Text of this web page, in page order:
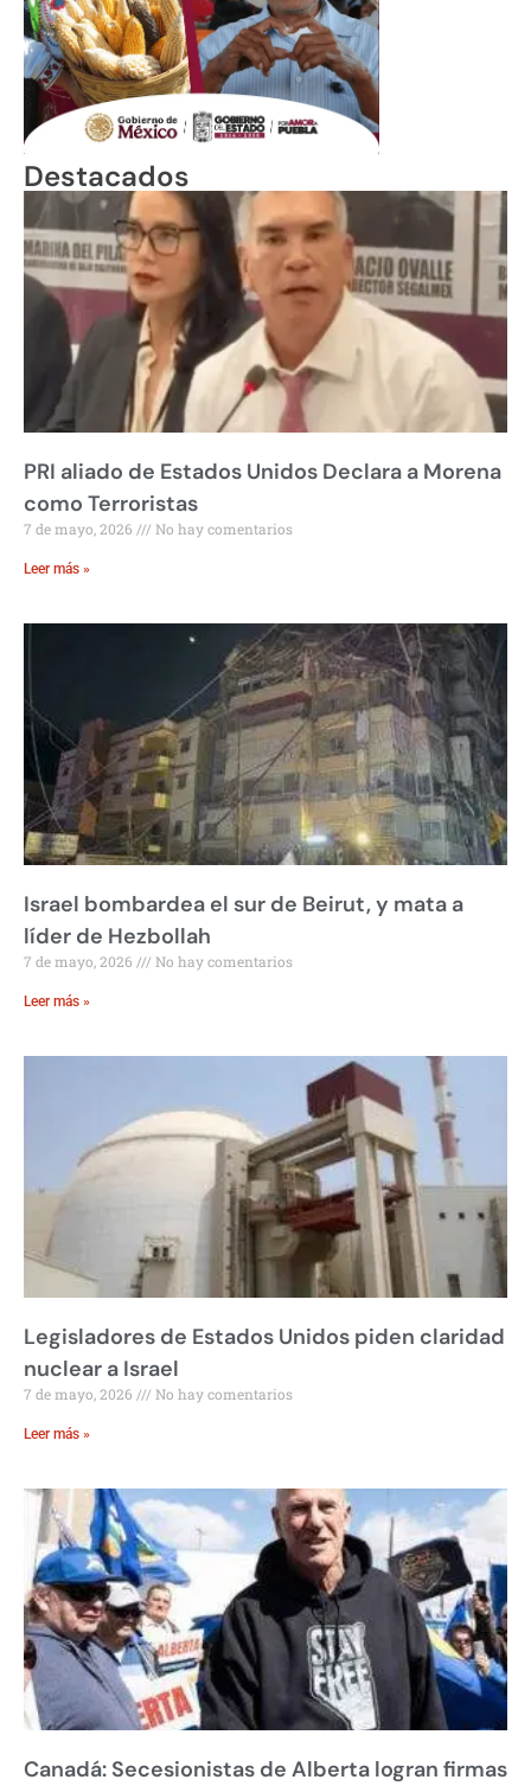
Destacados
PRI aliado de Estados Unidos Declara a Morena
como Terroristas
7 de mayo, 2026 No hay comentarios
Leer más »
Israel bombardea el sur de Beirut, y mata a
líder de Hezbollah
7 de mayo, 2026 No hay comentarios
Leer más »
Legisladores de Estados Unidos piden claridad
nuclear a Israel
7 de mayo, 2026 No hay comentarios
Leer más »
Canadá: Secesionistas de Alberta logran firmas